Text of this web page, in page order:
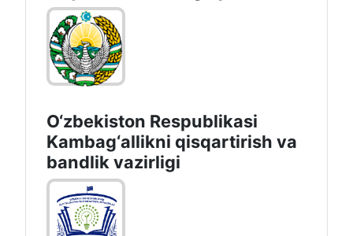
O‘zbekiston Respublikasi
Kambag‘allikni qisqartirish va
bandlik vazirligi